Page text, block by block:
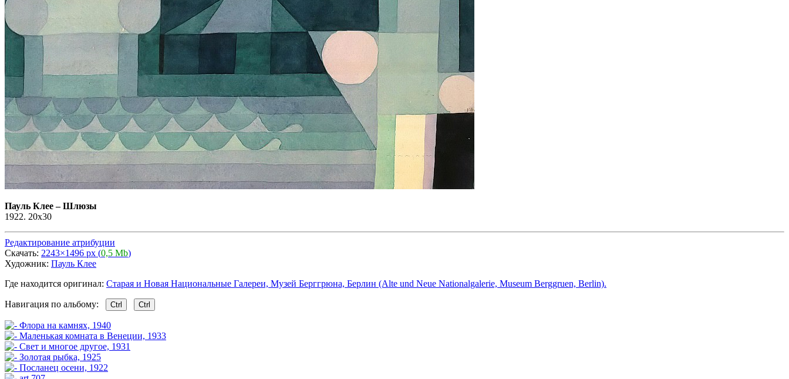
Пауль Клее–Шлюзы
1922. 20x30
Редактирование атрибуции
Скачать: 2243×1496 px (0,5 Mb)
Художник: Пауль Клее
Где находится оригинал: Старая и Новая Национальные Галереи, Музей Берггрюна, Берлин (Alte und Neue Nationalgalerie, Museum Berggruen, Berlin).
Навигация по альбому: Ctrl Ctrl